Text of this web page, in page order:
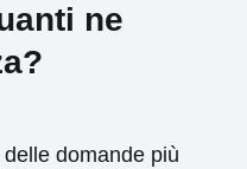
ne
domande più